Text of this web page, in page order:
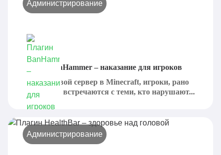
Администрирование
Плагин BanHammer – наказание для игроков
Создавая свой сервер в Minecraft, игроки, рано
или поздно, встречаются с теми, кто нарушают...
Администрирование